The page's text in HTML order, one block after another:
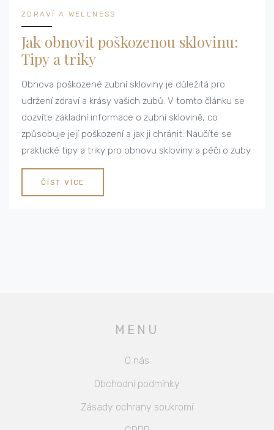
ZDRAVÍ A WELLNESS
Jak obnovit poškozenou sklovinu:
Tipy a triky
Obnova poškozené zubní skloviny je důležitá pro
udržení zdraví a krásy vašich zubů. V tomto článku se
dozvíte základní informace o zubní sklovině, co
způsobuje její poškození a jak ji chránit. Naučíte se
praktické tipy a triky pro obnovu skloviny a péči o zuby.
ČÍST VÍCE
MENU
O nás
Obchodní podmínky
Zásady ochrany soukromí